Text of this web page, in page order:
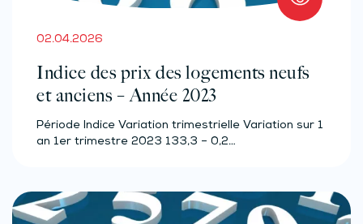
02.04.2026
Indice des prix des logements neufs
et anciens – Année 2023
Période Indice Variation trimestrielle Variation sur 1
an 1er trimestre 2023 133,3 – 0,2…